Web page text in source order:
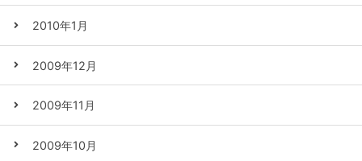
2010年1月
2009年12月
2009年11月
2009年10月